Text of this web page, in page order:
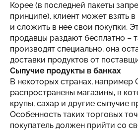
Корее (в последней пакеты
принципе), клиент может взять
и сложить в нее свои покупки.
продавцы раздают бесплатно –
производят специально, она
доставки продуктов от
Сыпучие продукты в банках
В некоторых странах,
распространены магазины, в
крупы, сахар и другие сыпучие
Особенность таких торговых
покупатель должен прийти со